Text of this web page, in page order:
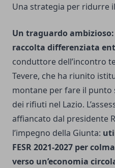
Una strategia per ridurre
Un traguardo
raccolta differenziata
conduttore dell’incontro
Tevere, che ha riunito
montane per fare il
dei rifiuti nel Lazio.
affiancato dal presidente
l’impegno della Giunta:
FESR 2021-2027 per
verso un’economia